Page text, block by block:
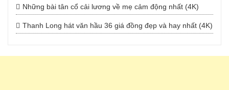
Những bài tân cổ cải lương về mẹ cảm động nhất (4K)
Thanh Long hát văn hầu 36 giá đồng đẹp và hay nhất (4K)